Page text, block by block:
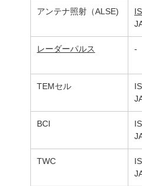
アンテナ照射（ALSE)
レーダーパルス -
TEMセル
BCI
TWC